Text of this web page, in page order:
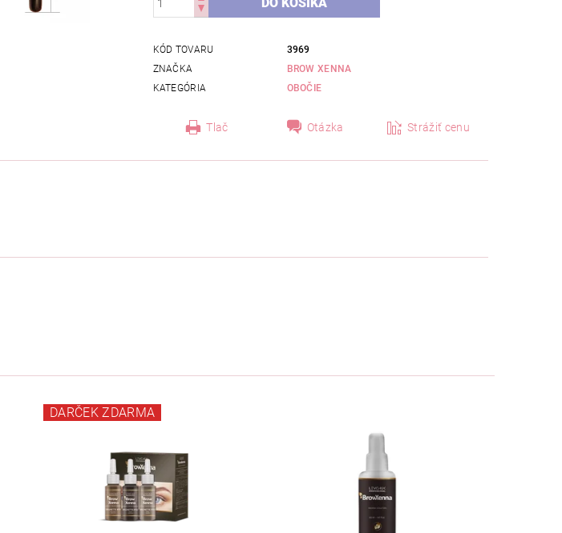
KÓD TOVARU
3969
ZNAČKA
BROW XENNA
KATEGÓRIA
OBOČIE
Tlač Otázka Strážiť cenu
DARČEK ZDARMA